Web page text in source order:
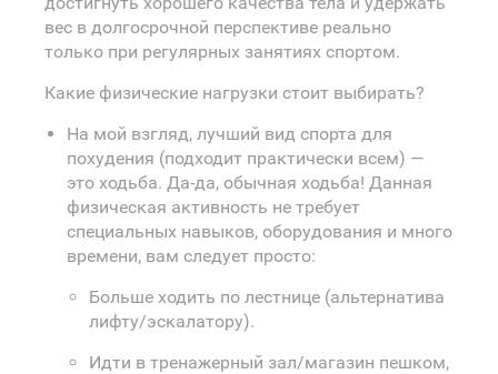
вес в долгосрочной перспективе реально
только при регулярных занятиях спортом.
Какие физические нагрузки стоит выбирать?
На мой взгляд, лучший вид спорта для
похудения (подходит практически всем) —
это ходьба. Да-да, обычная ходьба! Данная
физическая активность не требует
специальных навыков, оборудования и много
времени, вам следует просто:
Больше ходить по лестнице (альтернатива
лифту/эскалатору).
Идти в тренажерный зал/магазин пешком,